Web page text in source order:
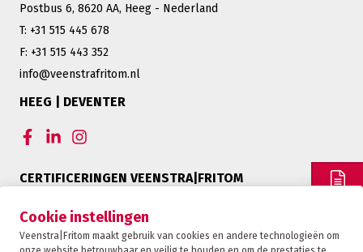
Cookie instellingen
Veenstra|Fritom maakt gebruik van cookies en andere technologieën om
Postbus 6, 8620 AA, Heeg - Nederland
T: +31 515 445 678
F: +31 515 443 352
info@veenstrafritom.nl
HEEG | DEVENTER
CERTIFICERINGEN VEENSTRA|FRITOM